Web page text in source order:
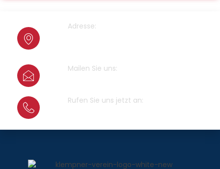
Adresse:
Mailen Sie uns:
Rufen Sie uns jetzt an: